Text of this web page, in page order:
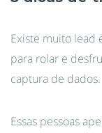
Existe muito lead
para rolar e
captura de dados.
Essas pessoas